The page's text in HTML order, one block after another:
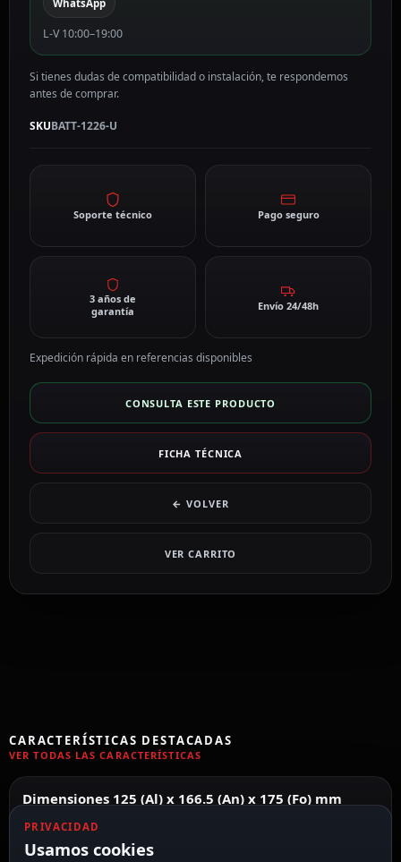
WhatsApp
L-V 10:00–19:00
Si tienes dudas de compatibilidad o instalación, te respondemos
antes de comprar.
SKUBATT-1226-U
Soporte técnico Pago seguro
3 años de
garantía
Envío 24/48h
Expedición rápida en referencias disponibles
CONSULTA ESTE PRODUCTO
FICHA TÉCNICA
← VOLVER
VER CARRITO
CARACTERÍSTICAS DESTACADAS
VER TODAS LAS CARACTERÍSTICAS
Dimensiones 125 (Al) x 166.5 (An) x 175 (Fo) mm
PRIVACIDAD
Usamos cookies